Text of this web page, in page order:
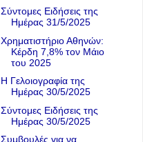
Σύντομες Ειδήσεις της
Ημέρας 31/5/2025
Χρηματιστήριο Αθηνών:
Κέρδη 7,8% τον Μάιο
του 2025
Η Γελοιογραφία της
Ημέρας 30/5/2025
Σύντομες Ειδήσεις της
Ημέρας 30/5/2025
Συμβουλές για να